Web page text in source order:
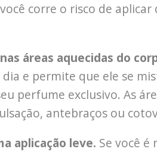
corre o risco de
áreas aquecidas do
e permite que ele se
perfume exclusivo. As
antebraços ou
aplicação leve. Se você